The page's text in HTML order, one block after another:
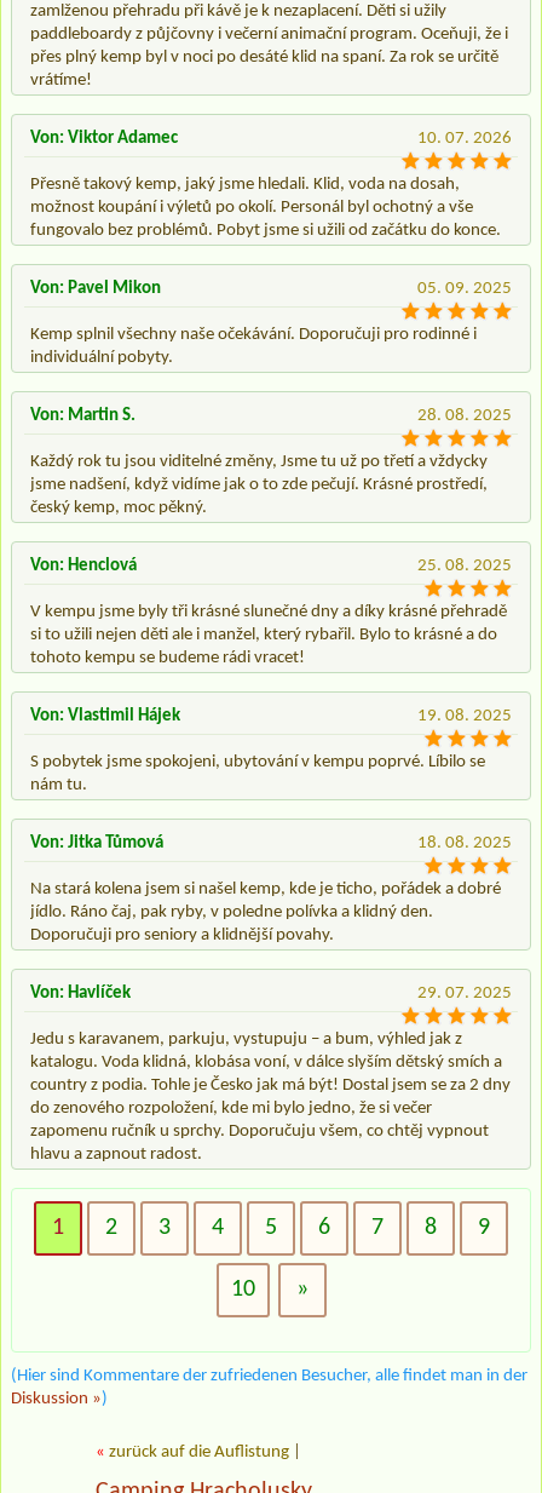
zamlženou přehradu při kávě je k nezaplacení. Děti si užily
paddleboardy z půjčovny i večerní animační program. Oceňuji, že i
přes plný kemp byl v noci po desáté klid na spaní. Za rok se určitě
vrátíme!
10. 07. 2026
Von: Viktor Adamec
Přesně takový kemp, jaký jsme hledali. Klid, voda na dosah,
možnost koupání i výletů po okolí. Personál byl ochotný a vše
fungovalo bez problémů. Pobyt jsme si užili od začátku do konce.
05. 09. 2025
Von: Pavel Mikon
Kemp splnil všechny naše očekávání. Doporučuji pro rodinné i
individuální pobyty.
28. 08. 2025
Von: Martin S.
Každý rok tu jsou viditelné změny, Jsme tu už po třetí a vždycky
jsme nadšení, když vidíme jak o to zde pečují. Krásné prostředí,
český kemp, moc pěkný.
25. 08. 2025
Von: Henclová
V kempu jsme byly tři krásné slunečné dny a díky krásné přehradě
si to užili nejen děti ale i manžel, který rybařil. Bylo to krásné a do
tohoto kempu se budeme rádi vracet!
19. 08. 2025
Von: Vlastimil Hájek
S pobytek jsme spokojeni, ubytování v kempu poprvé. Líbilo se
nám tu.
18. 08. 2025
Von: Jitka Tůmová
Na stará kolena jsem si našel kemp, kde je ticho, pořádek a dobré
jídlo. Ráno čaj, pak ryby, v poledne polívka a klidný den.
Doporučuji pro seniory a klidnější povahy.
29. 07. 2025
Von: Havlíček
Jedu s karavanem, parkuju, vystupuju – a bum, výhled jak z
katalogu. Voda klidná, klobása voní, v dálce slyším dětský smích a
country z podia. Tohle je Česko jak má být! Dostal jsem se za 2 dny
do zenového rozpoložení, kde mi bylo jedno, že si večer
zapomenu ručník u sprchy. Doporučuju všem, co chtěj vypnout
hlavu a zapnout radost.
1 2 3 4 5 6 7 8 9
10 »
(Hier sind Kommentare der zufriedenen Besucher, alle findet man in der
Diskussion »)
« zurück auf die Auflistung